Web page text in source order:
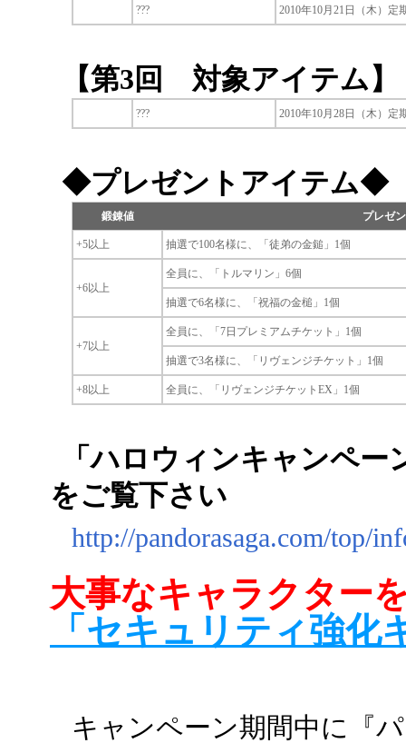
??? 2010年10月21日（木）
【第3回 対象アイテム】
??? 2010年10月28日（木）
◆プレゼントアイテム◆
鍛錬値 プレゼ
+5以上 抽選で100名様に、「徒弟の金鎚」1個
+6以上
全員に、「トルマリン」6個
抽選で6名様に、「祝福の金槌」1個
+7以上
全員に、「7日プレミアムチケット」1個
抽選で3名様に、「リヴェンジチケット」1個
+8以上 全員に、「リヴェンジチケットEX」1個
「ハロウィンキャンペ
をご覧下さい
http://pandorasaga.com/top/
大事なキャラクター
「セキュリティ強
キャンペーン期間中に『